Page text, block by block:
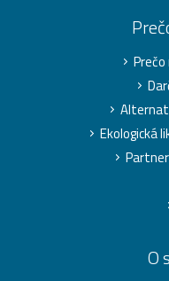
Ekologická
O